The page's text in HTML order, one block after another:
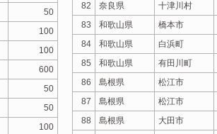
50
100
100
600
50
50
100
82
奈良県 十津川村
83
和歌山県 橋本市
84
和歌山県 白浜町
85
和歌山県 有田川町
86
島根県 松江市
87
島根県 松江市
88
島根県 大田市